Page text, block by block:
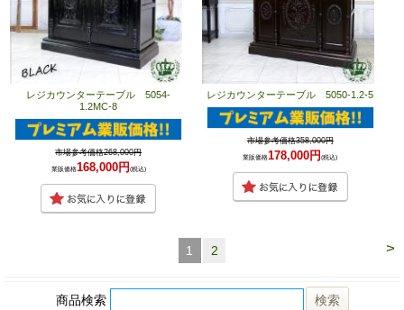
レジカウンターテーブル 5054-
1.2MC-8
市場参考価格268,000円
業販価格168,000円 (税込)
レジカウンターテーブル 5050-1.2-5
市場参考価格358,000円
業販価格178,000円(税込)
>
1 2
商品検索